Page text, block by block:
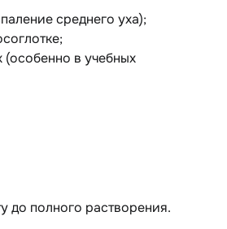
среднего уха);
в учебных
до полного растворения.